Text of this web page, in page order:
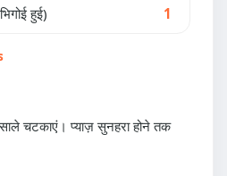
हुई) 1
चटकाएं। प्याज़ सुनहरा होने तक